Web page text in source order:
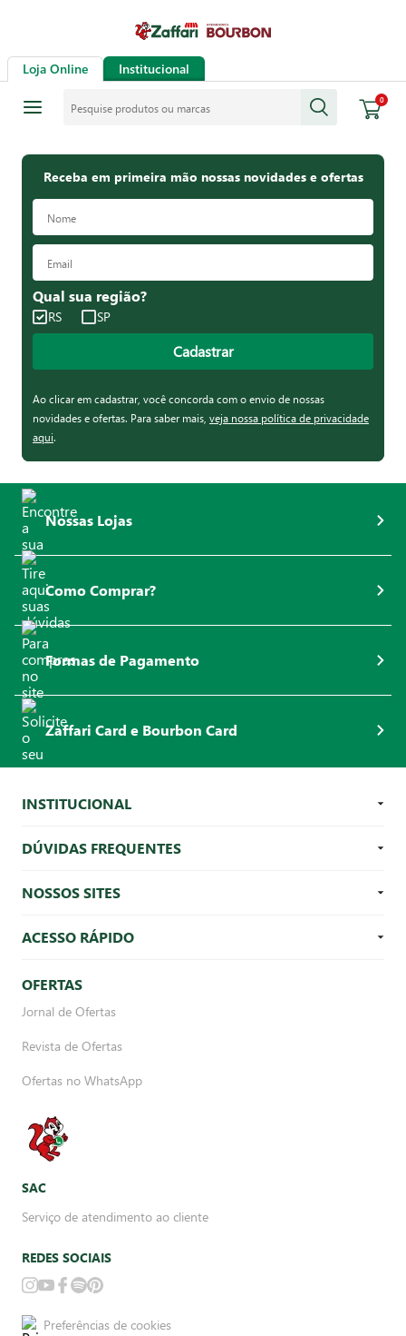
Loja Online Institucional
0
Receba em primeira mão nossas novidades e ofertas
Qual sua região?
RS SP
Cadastrar
Ao clicar em cadastrar, você concorda com o envio de nossas
novidades e ofertas. Para saber mais, veja nossa política de privacidade
aqui.
Nossas Lojas
Como Comprar?
Formas de Pagamento
Zaffari Card e Bourbon Card
INSTITUCIONAL
DÚVIDAS FREQUENTES
NOSSOS SITES
ACESSO RÁPIDO
OFERTAS
Jornal de Ofertas
Revista de Ofertas
Ofertas no WhatsApp
SAC
Serviço de atendimento ao cliente
REDES SOCIAIS
Preferências de cookies